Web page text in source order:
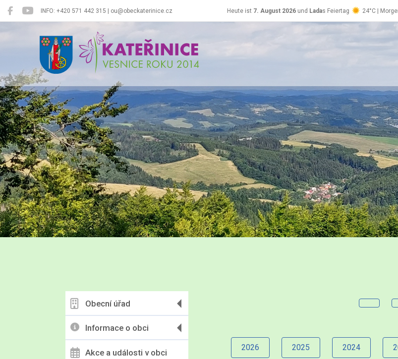
INFO: +420 571 442 315 | ou@obeckaterinice.cz Heute ist 7. August 2026und Ladas Feiertag 24°C |
Kateřinice
Obecní úřad
Informace o obci
Akce a události v obci
2026 2025 2024